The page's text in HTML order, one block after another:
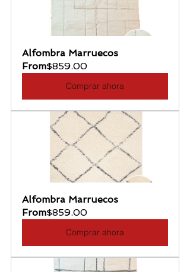
Alfombra Marruecos
From$859.00
Comprar ahora
Alfombra Marruecos
From$859.00
Comprar ahora